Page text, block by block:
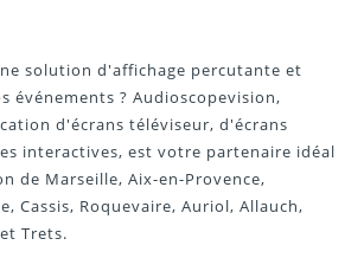
solution d'affichage percutante et
événements ? Audioscopevision,
d'écrans téléviseur, d'écrans
interactives, est votre partenaire idéal
de Marseille, Aix-en-Provence,
Cassis, Roquevaire, Auriol, Allauch,
Trets.